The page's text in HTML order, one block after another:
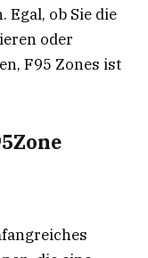
ob Sie die
oder
F95 Zones ist